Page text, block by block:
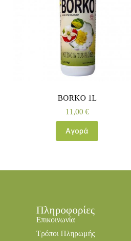
BORKO 1L
11,00 €
Αγορά
Πληροφορίες
Επικοινωνία
Τρόποι Πληρωμής